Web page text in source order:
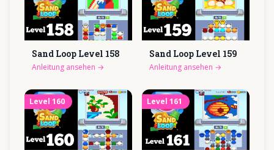
Sand Loop Level 158
Anleitung ansehen →
Sand Loop Level 159
Anleitung ansehen →
Level 160 Level 161